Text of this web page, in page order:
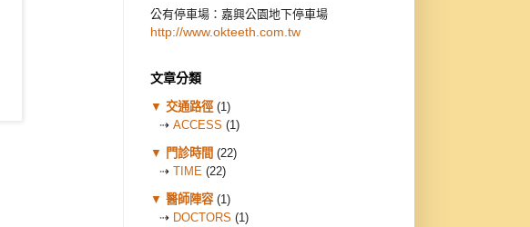
公有停車場：嘉興公園地下停車場
http://www.okteeth.com.tw
文章分類
▼ 交通路徑 (1)
⇢ ACCESS (1)
▼ 門診時間 (22)
⇢ TIME (22)
▼ 醫師陣容 (1)
⇢ DOCTORS (1)